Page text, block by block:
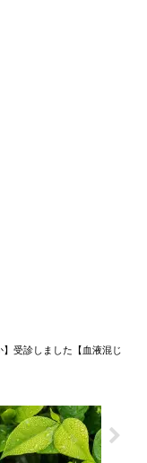
】受診しました【血液混じ